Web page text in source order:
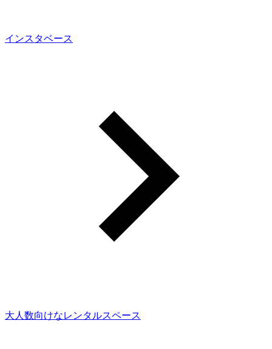
インスタベース
大人数向けなレンタルスペース